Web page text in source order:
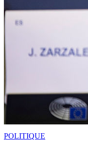
POLITIQUE